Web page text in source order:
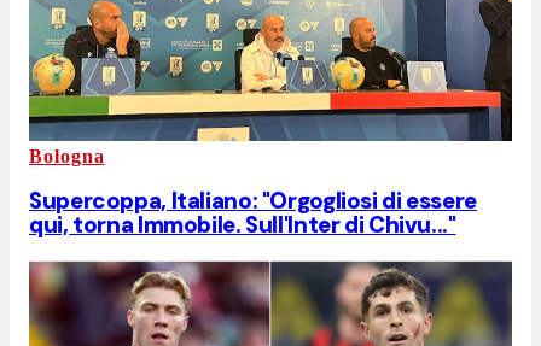
Bologna
Supercoppa, Italiano: "Orgogliosi di essere
qui, torna Immobile. Sull'Inter di Chivu..."